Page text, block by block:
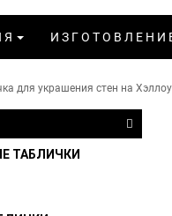
для украшения стен на
ТАБЛИЧКИ